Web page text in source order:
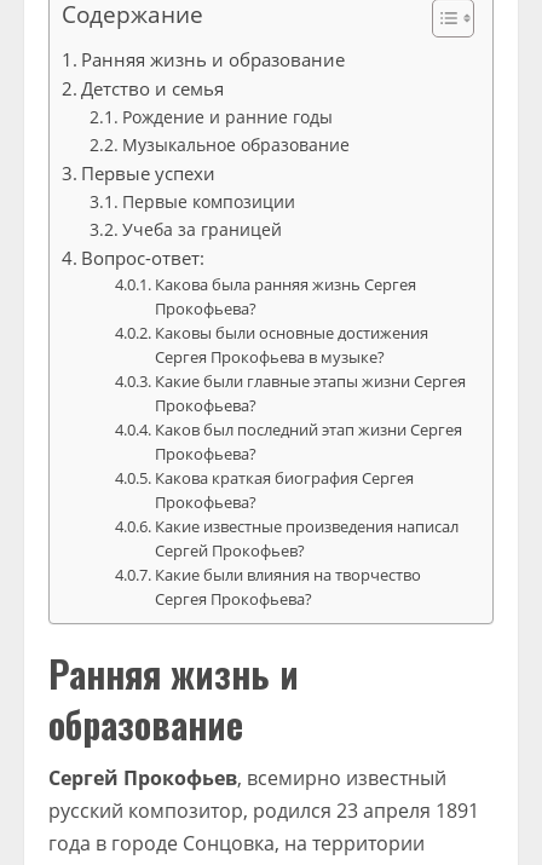
Содержание
Ранняя жизнь и образование
Детство и семья
Рождение и ранние годы
Музыкальное образование
Первые успехи
Первые композиции
Учеба за границей
Вопрос-ответ:
Какова была ранняя жизнь Сергея
Прокофьева?
Каковы были основные достижения
Сергея Прокофьева в музыке?
Какие были главные этапы жизни Сергея
Прокофьева?
Каков был последний этап жизни Сергея
Прокофьева?
Какова краткая биография Сергея
Прокофьева?
Какие известные произведения написал
Сергей Прокофьев?
Какие были влияния на творчество
Сергея Прокофьева?
Ранняя жизнь и
образование
Сергей Прокофьев, всемирно известный
русский композитор, родился 23 апреля 1891
года в городе Сонцовка, на территории